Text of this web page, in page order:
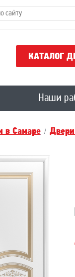
КАТАЛОГ
Наши
в Самаре